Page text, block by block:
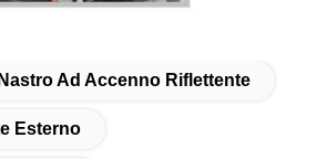
Nastro Ad Accenno Riflettente
Esterno